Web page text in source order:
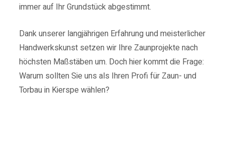
immer auf Ihr Grundstück abgestimmt.
Dank unserer langjährigen Erfahrung und meisterlicher
Handwerkskunst setzen wir Ihre Zaunprojekte nach
höchsten Maßstäben um. Doch hier kommt die Frage:
Warum sollten Sie uns als Ihren Profi für Zaun- und
Torbau in Kierspe wählen?